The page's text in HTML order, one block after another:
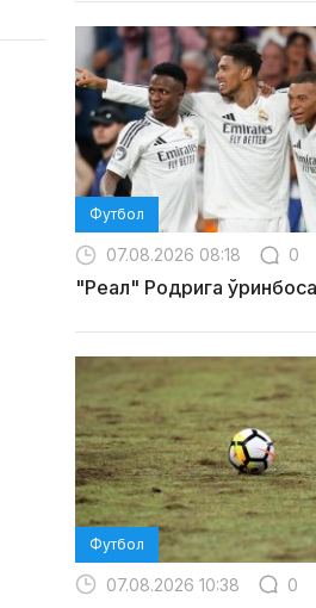
Футбол
07.08.2026 08:18 0
"Реал" Родрига
Футбол
07.08.2026 10:38 0